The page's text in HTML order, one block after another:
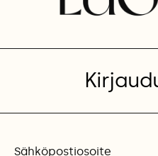
Sähköpostiosoite